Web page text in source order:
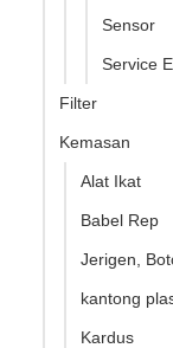
Sensor
Service
Filter
Kemasan
Alat Ikat
Babel Rep
Jerigen,
kantong
Kardus